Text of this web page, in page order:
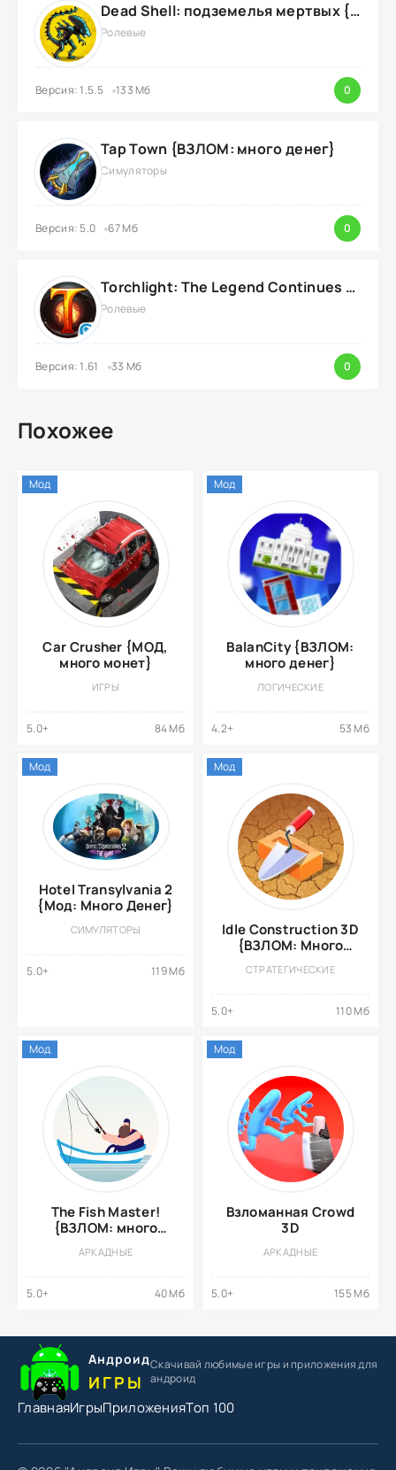
Dead Shell: подземелья мертвых {ВЗЛОМ: на деньги}
Ролевые
Версия: 1.5.5 133 Мб 0
Tap Town {ВЗЛОМ: много денег}
Симуляторы
Версия: 5.0 67 Мб 0
Torchlight: The Legend Continues {ВЗЛОМ: Режим Бога}
Ролевые
Версия: 1.61 33 Мб 0
Похожее
Car Crusher {МОД,
много монет}
ИГРЫ
5.0+ 84 Мб
Мод
BalanCity {ВЗЛОМ:
много денег}
ЛОГИЧЕСКИЕ
4.2+ 53 Мб
Мод
Hotel Transylvania 2
{Мод: Много Денег}
СИМУЛЯТОРЫ
5.0+ 119 Мб
Мод
Idle Construction 3D
{ВЗЛОМ: Много
СТРАТЕГИЧЕСКИЕ
5.0+ 110 Мб
Мод
The Fish Master!
{ВЗЛОМ: много
АРКАДНЫЕ
5.0+ 40 Мб
Мод
Взломанная Crowd
3D
АРКАДНЫЕ
5.0+ 155 Мб
Мод
Андроид
ИГРЫ
Скачивай любимые игрыи приложения для
андроид
ГлавнаяИгрыПриложенияТоп 100